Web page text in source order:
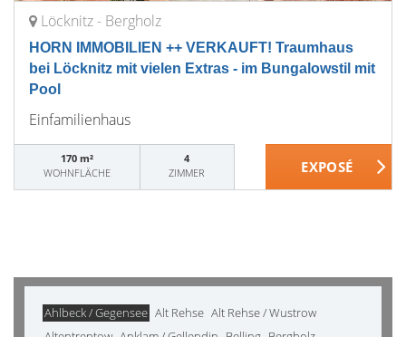
Löcknitz - Bergholz
HORN IMMOBILIEN ++ VERKAUFT! Traumhaus
bei Löcknitz mit vielen Extras - im Bungalowstil mit
Pool
Einfamilienhaus
170 m²
WOHNFLÄCHE
4
ZIMMER
Ahlbeck / Gegensee Alt Rehse Alt Rehse / Wustrow